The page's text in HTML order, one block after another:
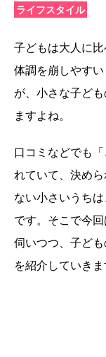
ライフスタイル
子どもは大人に
体調を崩しやす
が、小さな子ど
ますよね。
口コミなどでも
れていて、決め
ない小さいうち
です。そこで今
伺いつつ、子ど
を紹介していきま